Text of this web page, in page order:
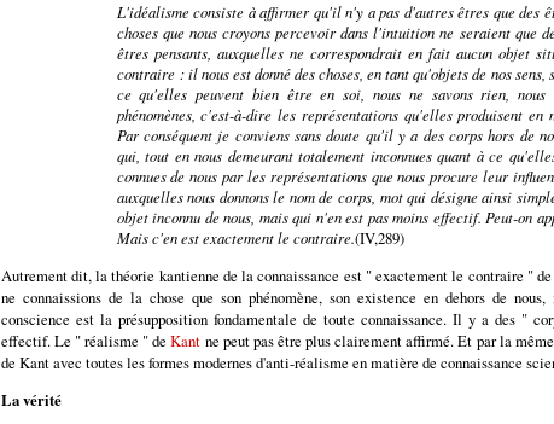
L'idéalisme consiste à affirmer qu'il n'y a pas d'autres êtres que des
choses que nous croyons percevoir dans l'intuition ne seraient que
êtres pensants, auxquelles ne correspondrait en fait aucun objet
contraire : il nous est donné des choses, en tant qu'objets de nos sens,
ce qu'elles peuvent bien être en soi, nous ne savons rien, nous
phénomènes, c'est-à-dire les représentations qu'elles produisent en
Par conséquent je conviens sans doute qu'il y a des corps hors de
qui, tout en nous demeurant totalement inconnues quant à ce
connues de nous par les représentations que nous procure leur
auxquelles nous donnons le nom de corps, mot qui désigne ainsi
objet inconnu de nous, mais qui n'en est pas moins effectif. Peut-on
Mais c'en est exactement le contraire.(IV,289)
Autrement dit, la théorie kantienne de la connaissance est " exactement le contraire "
ne connaissions de la chose que son phénomène, son existence en dehors de nous,
conscience est la présupposition fondamentale de toute connaissance. Il y a des "
effectif. Le " réalisme " deKant ne peut pas être plus clairement affirmé. Et par la
de Kant avec toutes les formes modernes d'anti-réalisme en matière de connaissance
La vérité